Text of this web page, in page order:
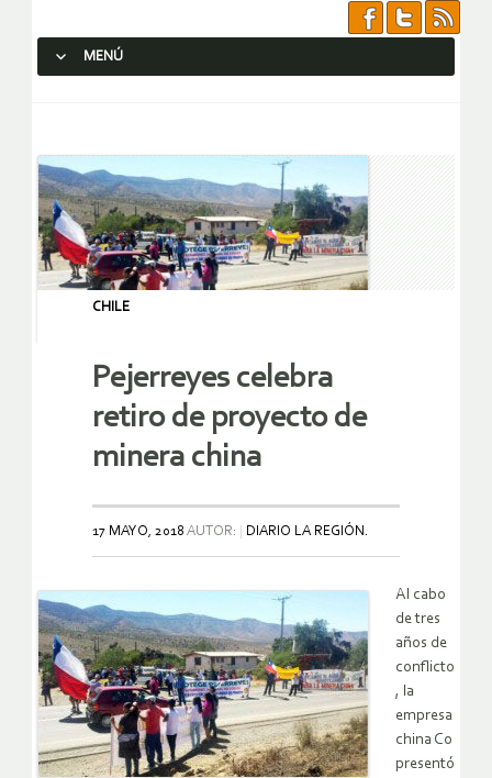
MENÚ
CHILE
Pejerreyes celebra
retiro de proyecto de
minera china
17 MAYO, 2018 AUTOR: DIARIO LA REGIÓN.
Al cabo
de tres
años de
conflicto
, la
empresa
china Co
presentó